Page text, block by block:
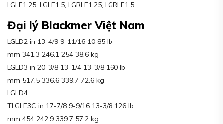
LGLF1.25, LGLF1.5, LGRLF1.25, LGRLF1.5
Đại lý Blackmer Việt Nam
LGLD2 in 13-4/9 9-11/16 10 85 lb
mm 341.3 246.1 254 38.6 kg
LGLD3 in 20-3/8 13-1/4 13-3/8 160 lb
mm 517.5 336.6 339.7 72.6 kg
LGLD4
TLGLF3C in 17-7/8 9-9/16 13-3/8 126 lb
mm 454 242.9 339.7 57.2 kg